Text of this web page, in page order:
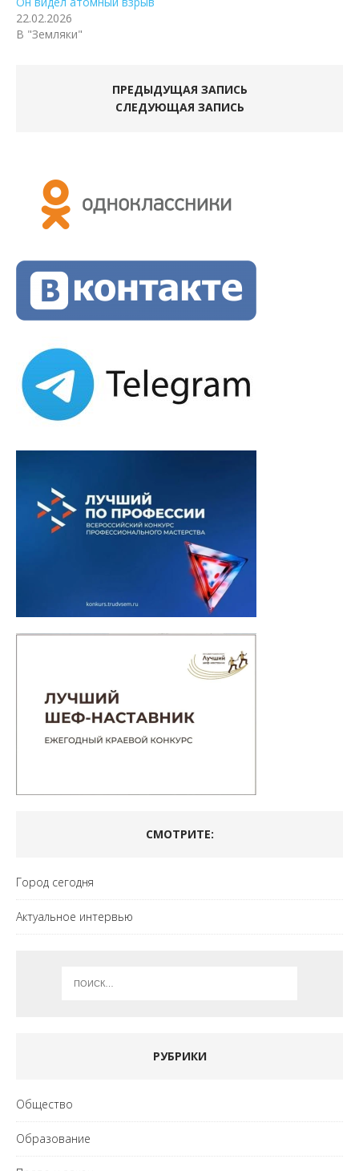
22.02.2026
В "Земляки"
ПРЕДЫДУЩАЯ ЗАПИСЬ
СЛЕДУЮЩАЯ ЗАПИСЬ
СМОТРИТЕ:
Город сегодня
Актуальное интервью
РУБРИКИ
Общество
Образование